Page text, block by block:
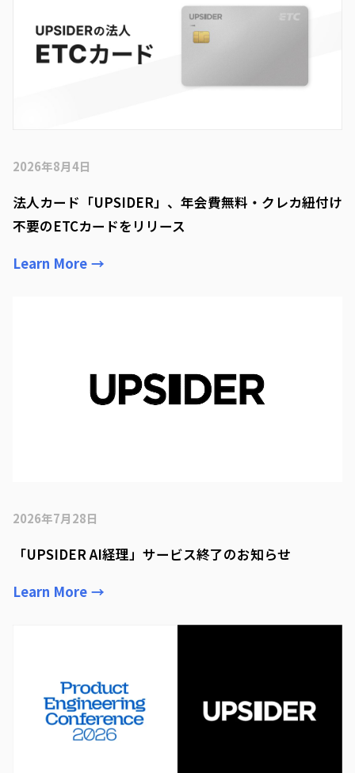
2026年8月4日
法人カード「UPSIDER」、年会費無料・クレカ紐付け
不要のETCカードをリリース
Learn More →
2026年7月28日
「UPSIDER AI経理」サービス終了のお知らせ
Learn More →